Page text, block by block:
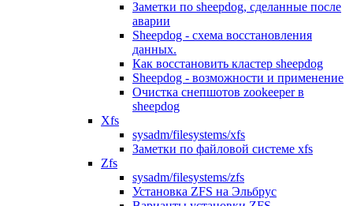
Заметки по sheepdog, сделанные после
аварии
Sheepdog - схема восстановления
данных.
Как восстановить кластер sheepdog
Sheepdog - возможности и применение
Очистка снепшотов zookeeper в
sheepdog
Xfs
sysadm/filesystems/xfs
Заметки по файловой системе xfs
Zfs
sysadm/filesystems/zfs
Установка ZFS на Эльбрус